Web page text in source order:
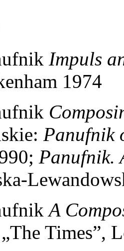
Impuls
1974
Panufnik
Panufnik.
A
Times”,